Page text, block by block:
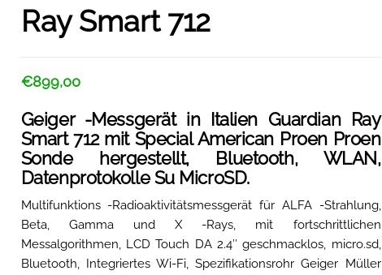
Ray Smart 712
€899,00
Geiger -Messgerät in Italien Guardian Ray
Smart 712 mit Special American Proen Proen
Sonde hergestellt, Bluetooth, WLAN,
Datenprotokolle Su MicroSD.
Multifunktions -Radioaktivitätsmessgerät für ALFA -Strahlung,
Beta, Gamma und X -Rays, mit fortschrittlichen
Messalgorithmen, LCD Touch DA 2.4″ geschmacklos, micro.sd,
Bluetooth, Integriertes Wi-Fi, Spezifikationsrohr Geiger Müller